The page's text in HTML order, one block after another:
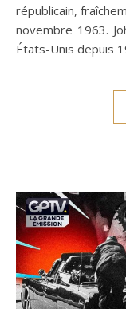
républicain,
novembre 1963.
États-Unis depuis